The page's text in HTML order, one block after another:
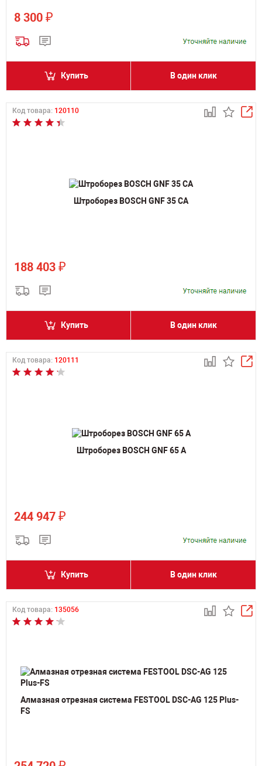
8 300 ₽
Купить В один клик
Код товара: 120110
Штроборез BOSCH GNF 35 CA
188 403 ₽
Купить В один клик
Код товара: 120111
Штроборез BOSCH GNF 65 A
244 947 ₽
Купить В один клик
Код товара: 135056
Алмазная отрезная система FESTOOL DSC-AG 125 Plus-
FS